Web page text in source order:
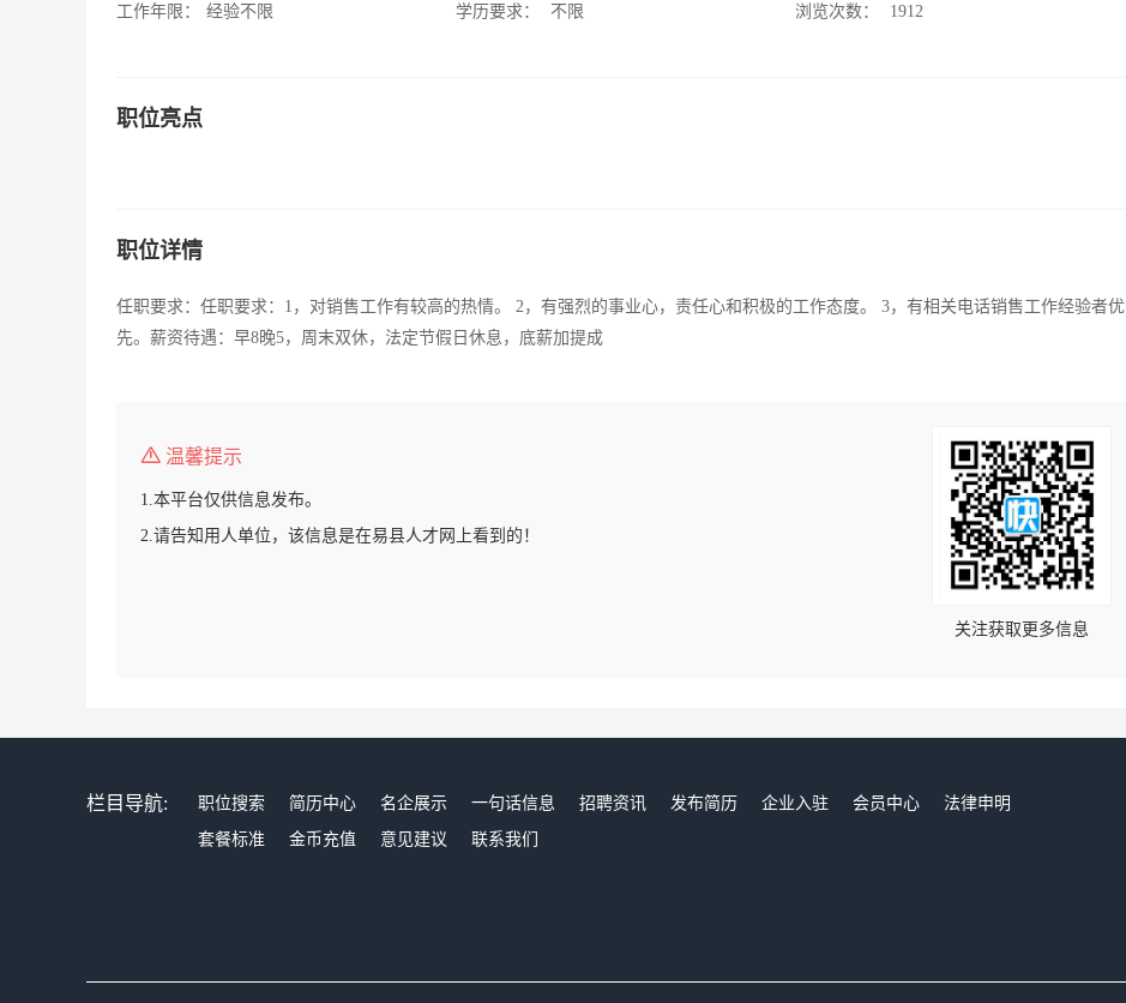
工作年限：
经验不限
学历要求：
不限
浏览次数：
1912
职位亮点
职位详情
任职要求：任职要求：1，对销售工作有较高的热情。 2，有强烈的事业心，责任心和积极的工作态度。 3，有相关电话销售工作经验者优
先。薪资待遇：早8晚5，周末双休，法定节假日休息，底薪加提成
温馨提示
1.本平台仅供信息发布。
2.请告知用人单位，该信息是在易县人才网上看到的！
关注获取更多信息
栏目导航: 职位搜索 简历中心 名企展示 一句话信息 招聘资讯 发布简历 企业入驻 会员中心
法律申明
套餐标准
金币充值 意见建议 联系我们